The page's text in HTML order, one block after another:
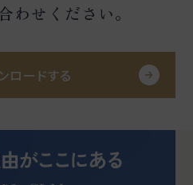
わせください。
ロードする